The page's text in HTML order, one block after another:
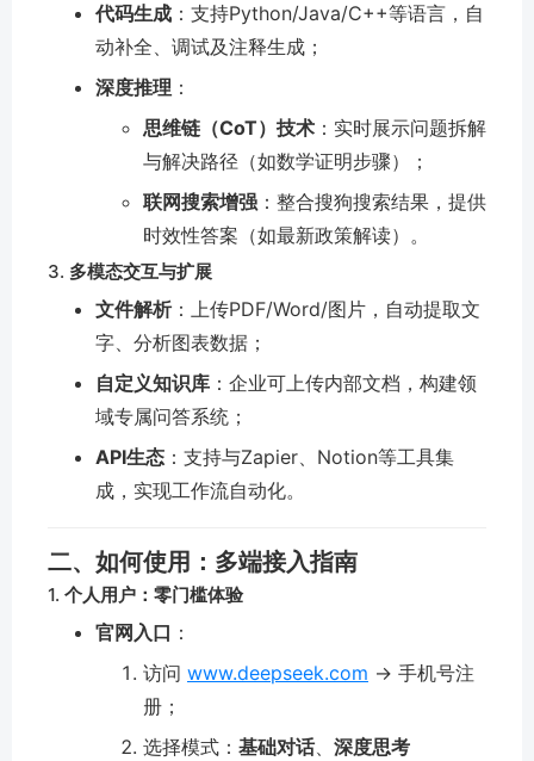
代码生成 ：支持Python/Java/C++等语言，自
动补全、调试及注释生成；
深度推理 ：
思维链（CoT）技术 ：实时展示问题拆解
与解决路径（如数学证明步骤）；
联网搜索增强 ：整合搜狗搜索结果，提供
时效性答案（如最新政策解读）。
3. 多模态交互与扩展
文件解析：上传PDF/Word/图片，自动提取文
字、分析图表数据；
自定义知识库 ：企业可上传内部文档，构建领
域专属问答系统；
API生态 ：支持与Zapier、Notion等工具集
成，实现工作流自动化。
二、 如何使用：多端接入指南
1. 个人用户：零门槛体验
官网入口 ：
访问 www.deepseek.com → 手机号注
册；
选择模式： 基础对话、 深度思考